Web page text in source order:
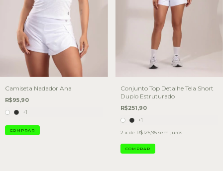
Camiseta Nadador Ana
R$95,90
+1
COMPRAR
Conjunto Top Detalhe Tela Short
Duplo Estruturado
R$251,90
+1
2 x de R$125,95 sem juros
COMPRAR